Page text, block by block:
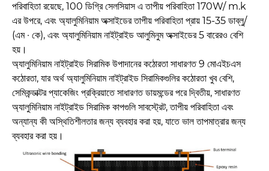
পরিবাহিতা রয়েছে, 100 ডিগ্রি সেলসিয়াস এ তাপীয় পরিবাহিতা 170W/ m.k
এর উপরে, এবং অ্যালুমিনিয়াম অক্সাইডের তাপীয় পরিবাহিতা প্রায় 15-35 ডাব্লু/
(এম · কে), এবং অ্যালুমিনিয়াম নাইট্রাইড আলুমিনুম অক্সাইডের 5 বারেরও বেশি
হয়।
অ্যালুমিনিয়াম নাইট্রাইড সিরামিক উপাদানের কঠোরতা সাধারণত 9 মোএইচএস
কঠোরতা, যার অর্থ অ্যালুমিনিয়াম নাইট্রাইড সিরামিকগুলির কঠোরতা খুব বেশি,
সেমিকন্ডাক্টর প্যাকেজিং প্রক্রিয়াতে সাধারণত ডায়মন্ডের পরে দ্বিতীয়, সাধারণত
অ্যালুমিনিয়াম নাইট্রাইড সিরামিক কাপগুলি সাবস্ট্রেট, তাপীয় পরিবাহিতা এবং
অন্যান্য কী অস্থিতিশীলতার জন্য ব্যবহার করা হয়, যাতে ভাল তাপমাত্রার জন্য
ব্যবহার করা হয়।